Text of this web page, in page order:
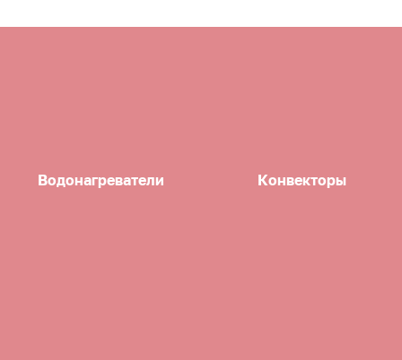
Водонагреватели Конвекторы